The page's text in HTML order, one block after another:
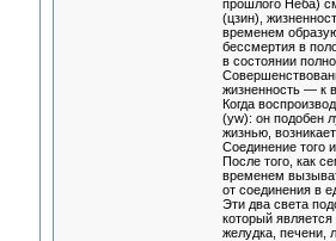
прошлого Неба)
(цзин),
временем
бессмертия в
в состоянии
жизненность — к
Когда
(yw): он подобен
жизнью,
Соединение того
После того, как
временем
от соединения в
Эти два света
который
желудка, печени,